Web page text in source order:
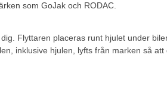
som GoJak och RODAC.
Flyttaren placeras runt hjulet under
inklusive hjulen, lyfts från marken så